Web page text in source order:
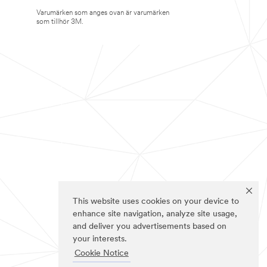
This website uses cookies on your device to
enhance site navigation, analyze site usage,
and deliver you advertisements based on
your interests.
Cookie Notice
Varumärken som anges ovan är varumärken
som tillhör 3M.